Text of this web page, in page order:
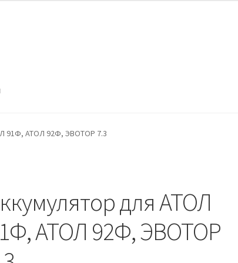
91Ф, АТОЛ 92Ф, ЭВОТОР 7.3
для АТОЛ
АТОЛ 92Ф, ЭВОТОР